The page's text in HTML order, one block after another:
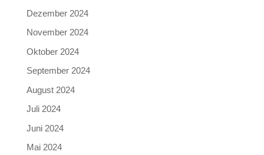
Dezember 2024
November 2024
Oktober 2024
September 2024
August 2024
Juli 2024
Juni 2024
Mai 2024